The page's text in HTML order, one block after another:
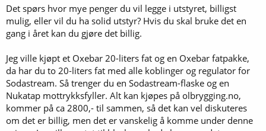
Det spørs hvor mye penger du vil legge i utstyret, billigst
mulig, eller vil du ha solid utstyr? Hvis du skal bruke det en
gang i året kan du gjøre det billig.
Jeg ville kjøpt et Oxebar 20-liters fat og en Oxebar fatpakke,
da har du to 20-liters fat med alle koblinger og regulator for
Sodastream. Så trenger du en Sodastream-flaske og en
Nukatap mottrykksfyller. Alt kan kjøpes på olbrygging.no,
kommer på ca 2800,- til sammen, så det kan vel diskuteres
om det er billig, men det er vanskelig å komme under denne